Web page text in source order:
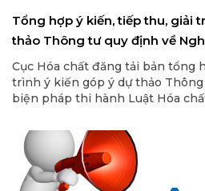
Tổng hợp ý kiến, tiếp thu, giải
thảo Thông tư quy định về
công nghiệp hóa chất và an
Cục Hóa chất đăng tải bản tổng
trình ý kiến góp ý dự thảo
biện pháp thi hành Luật Hóa
thi hành một số điều của Luật
công nghiệp hóa chất và an